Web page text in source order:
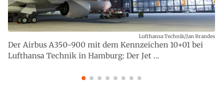
Der Airbus A350-900 mit dem Kennzeichen 10+01 bei
Lufthansa Technik in Hamburg: Der Jet ...
Lufthansa Technik/Jan Brandes